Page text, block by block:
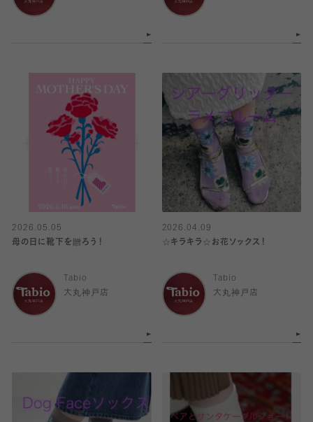
2026.05.05
母の日に靴下を贈ろう！
Tabio
大丸神戸店
2026.04.09
☆キラキラ☆お花ソックス！
Tabio
大丸神戸店